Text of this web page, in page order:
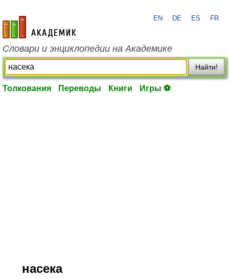
academic.ru
EN DE ES FR
Словари и энциклопедии на Академике
Найти!
Толкования Переводы Книги Игры ⚽
насека